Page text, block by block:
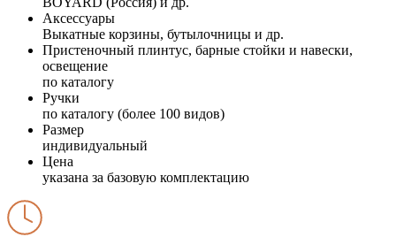
Аксессуары
Выкатные корзины, бутылочницы и др.
Пристеночный плинтус, барные стойки и навески,
освещение
по каталогу
Ручки
по каталогу (более 100 видов)
Размер
индивидуальный
Цена
указана за базовую комплектацию